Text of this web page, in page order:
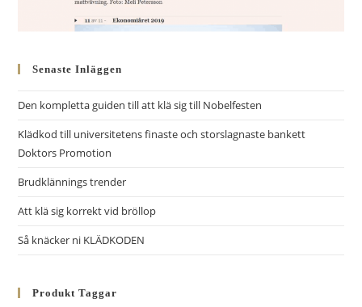
Senaste Inläggen
Den kompletta guiden till att klä sig till Nobelfesten
Klädkod till universitetens finaste och storslagnaste bankett
Doktors Promotion
Brudklännings trender
Att klä sig korrekt vid bröllop
Så knäcker ni KLÄDKODEN
Produkt Taggar